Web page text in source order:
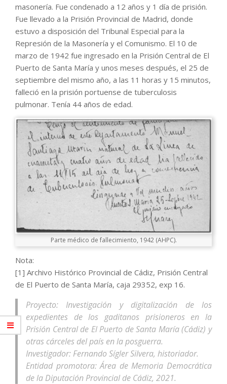
masonería. Fue condenado a 12 años y 1 día de prisión.
Fue llevado a la Prisión Provincial de Madrid, donde
estuvo a disposición del Tribunal Especial para la
Represión de la Masonería y el Comunismo. El 10 de
marzo de 1942 fue ingresado en la Prisión Central de El
Puerto de Santa María y unos meses después, el 25 de
septiembre del mismo año, a las 11 horas y 15 minutos,
falleció en la prisión portuense de tuberculosis
pulmonar. Tenía 44 años de edad.
Parte médico de fallecimiento, 1942 (AHPC).
Nota:
[1] Archivo Histórico Provincial de Cádiz, Prisión Central
de El Puerto de Santa María, caja 29352, exp 16.
Proyecto: Investigación y digitalización de los
expedientes de los gaditanos prisioneros en la
Prisión Central de El Puerto de Santa María (Cádiz) y
otras cárceles del país en la posguerra.
Investigador: Fernando Sígler Silvera, historiador.
Entidad promotora: Área de Memoria Democrática
de la Diputación Provincial de Cádiz, 2021.